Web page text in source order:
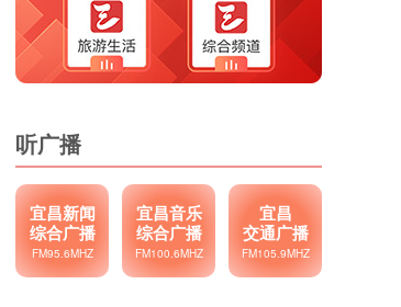
听广播
宜昌新闻
综合广播
FM95.6MHZ
宜昌音乐
综合广播
FM100.6MHZ
宜昌
交通广播
FM105.9MHZ